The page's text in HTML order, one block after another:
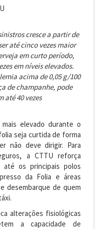
cresce a partir de
até cinco vezes maior
em curto período,
em níveis elevados.
acima de 0,05 g/100
de champanhe, pode
até 40 vezes
elevado durante o
seja curtida de forma
não deve dirigir. Para
a CTTU reforça
os principais polos
da Folia e áreas
desembarque de quem
alterações fisiológicas
a capacidade de